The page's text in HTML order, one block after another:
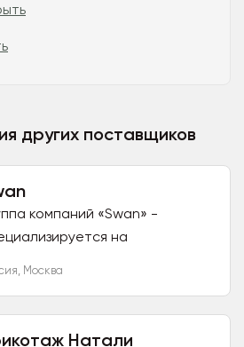
других поставщиков
компаний «Swan» -
на
, Москва
Натали